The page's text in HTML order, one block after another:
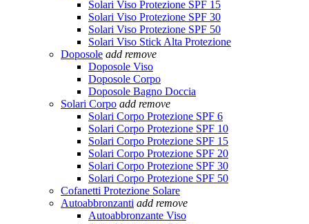
Solari Viso Protezione SPF 15
Solari Viso Protezione SPF 30
Solari Viso Protezione SPF 50
Solari Viso Stick Alta Protezione
Doposole add remove
Doposole Viso
Doposole Corpo
Doposole Bagno Doccia
Solari Corpo add remove
Solari Corpo Protezione SPF 6
Solari Corpo Protezione SPF 10
Solari Corpo Protezione SPF 15
Solari Corpo Protezione SPF 20
Solari Corpo Protezione SPF 30
Solari Corpo Protezione SPF 50
Cofanetti Protezione Solare
Autoabbronzanti add remove
Autoabbronzante Viso